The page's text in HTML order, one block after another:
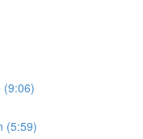
(9:06)
(5:59)